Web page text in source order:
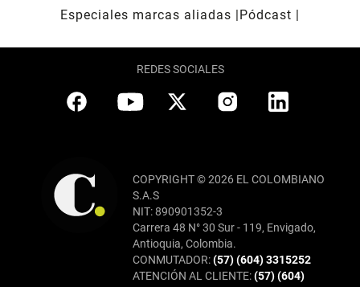
Especiales marcas aliadas
Pódcast
REDES SOCIALES
COPYRIGHT © 2026 EL COLOMBIANO
S.A.S
NIT: 890901352-3
Carrera 48 N° 30 Sur - 119, Envigado,
Antioquia, Colombia.
CONMUTADOR:(57) (604) 3315252
ATENCIÓN AL CLIENTE:(57) (604)